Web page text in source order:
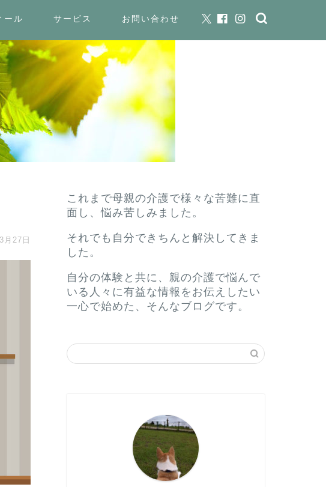
ール サービス お問い合わせ
月27日
これまで母親の介護で様々な苦難に直
面し、悩み苦しみました。
それでも自分できちんと解決してきま
した。
自分の体験と共に、親の介護で悩んで
いる人々に有益な情報をお伝えしたい
一心で始めた、そんなブログです。